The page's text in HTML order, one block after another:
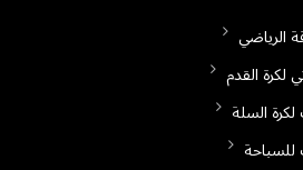
الرياضي
لكرة القدم
لكرة السلة
للسباحة